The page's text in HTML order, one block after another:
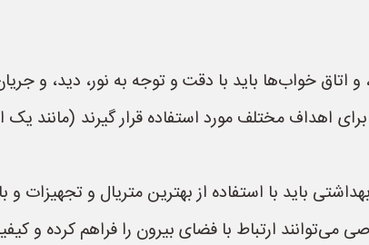
خواب‌ها باید با دقت و توجه به نور، دید، و
اهداف مختلف مورد استفاده قرار گیرند (مانند
باید با استفاده از بهترین متریال و تجهیزات و
ارتباط با فضای بیرون را فراهم کرده و